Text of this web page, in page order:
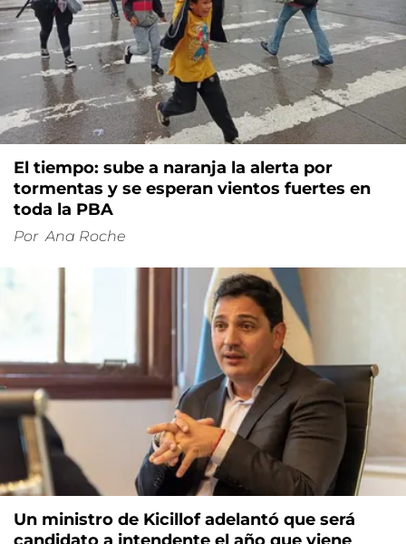
El tiempo: sube a naranja la alerta por
tormentas y se esperan vientos fuertes en
toda la PBA
Por Ana Roche
Un ministro de Kicillof adelantó que será